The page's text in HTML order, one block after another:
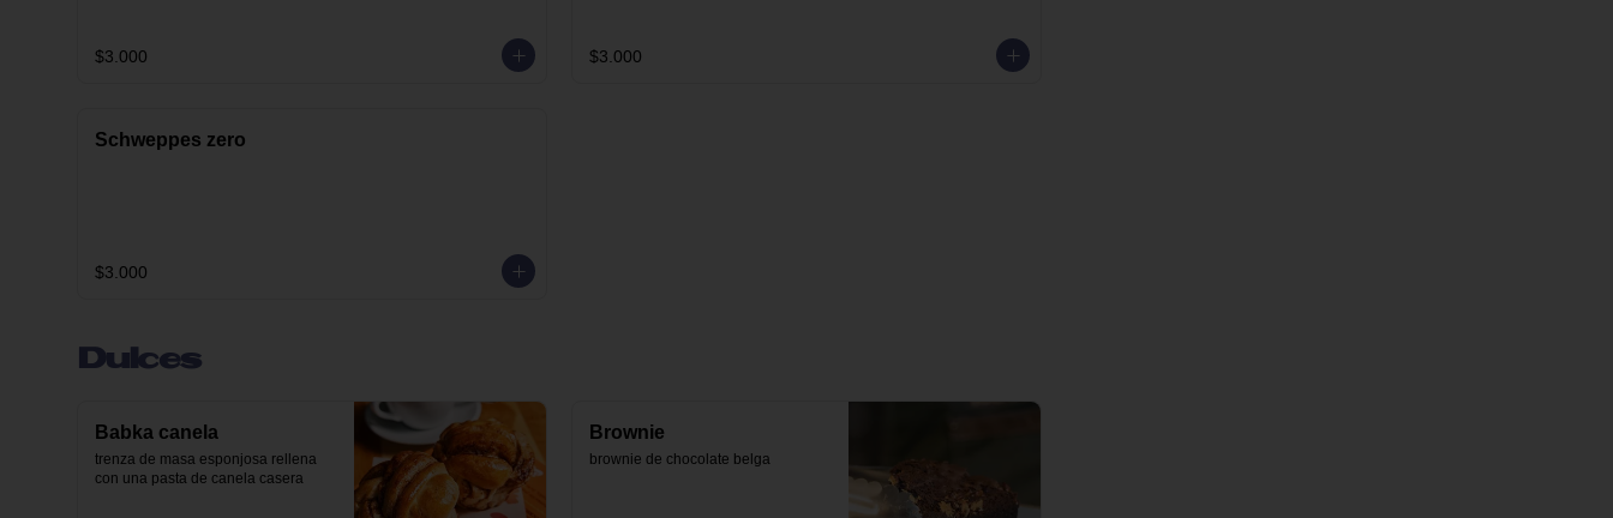
$3.000 $3.000
Schweppes zero
$3.000
Dulces
Babka canela
trenza de masa esponjosa rellena
con una pasta de canela casera
Brownie
brownie de chocolate belga